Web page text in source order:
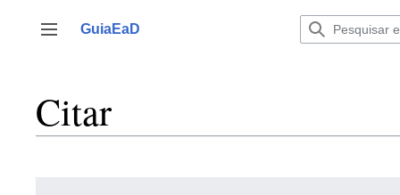
para
Alternar barra lateral
GuiaEaD
Citar